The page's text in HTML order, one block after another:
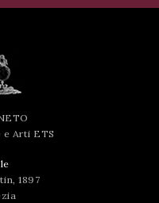
Arti ETS
1897